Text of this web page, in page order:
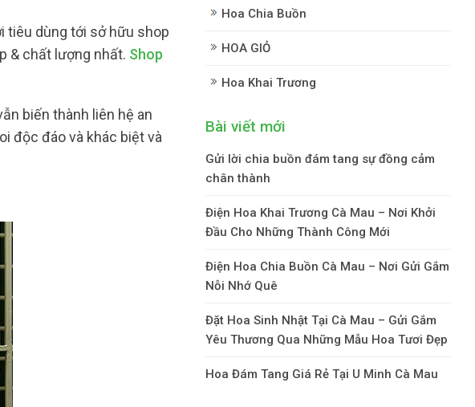
tiêu dùng tới sở hữu shop
& chất lượng nhất. Shop
biến thành liên hệ an
độc đáo và khác biệt và
Hoa Chia Buồn
HOA GIỎ
Hoa Khai Trương
Bài viết mới
Gửi lời chia buồn đám tang sự đồng cảm
chân thành
Điện Hoa Khai Trương Cà Mau – Nơi Khởi
Đầu Cho Những Thành Công Mới
Điện Hoa Chia Buồn Cà Mau – Nơi Gửi Gắm
Nỗi Nhớ Quê
Đặt Hoa Sinh Nhật Tại Cà Mau – Gửi Gắm
Yêu Thương Qua Những Mẫu Hoa Tươi Đẹp
Hoa Đám Tang Giá Rẻ Tại U Minh Cà Mau